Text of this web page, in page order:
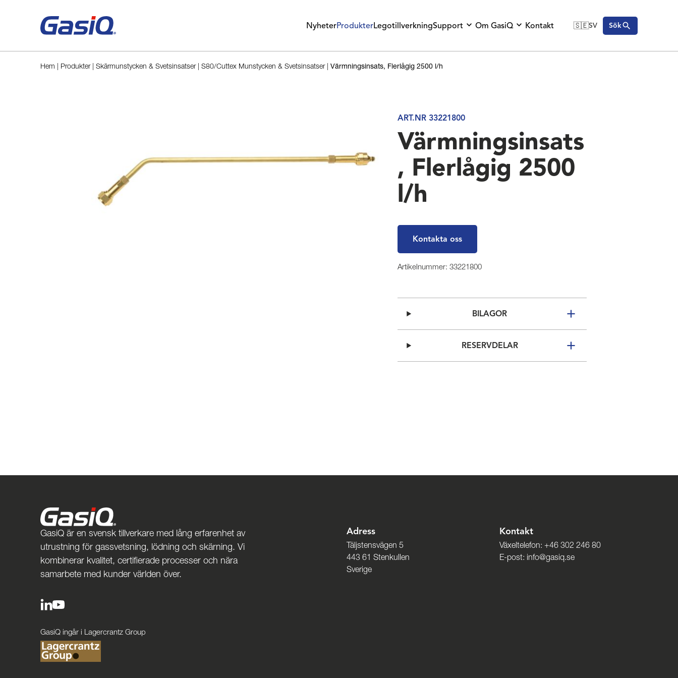
NyheterProdukterLegotillverkningSupport Om GasiQ Kontakt 🇸🇪SV Sök
Hem | Produkter| Skärmunstycken & Svetsinsatser| S80/Cuttex Munstycken & Svetsinsatser| Värmningsinsats, Flerlågig 2500 l/h
ART.NR 33221800
Värmningsinsats
, Flerlågig 2500
l/h
Kontakta oss
Artikelnummer: 33221800
BILAGOR
RESERVDELAR
GasiQ är en svensk tillverkare med lång erfarenhet av
utrustning för gassvetsning, lödning och skärning. Vi
kombinerar kvalitet, certifierade processer och nära
samarbete med kunder världen över.
GasiQ ingår i Lagercrantz Group
Adress
Täljstensvägen 5
443 61 Stenkullen
Sverige
Kontakt
Växeltelefon:+46 302 246 80
E-post: info@gasiq.se